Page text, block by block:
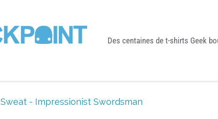
Des centaines de t-shirts Geek
Sweat - Impressionist Swordsman